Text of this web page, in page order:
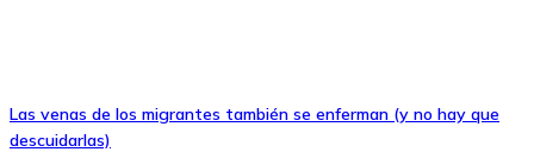
Las venas de los migrantes también se enferman (y no hay que
descuidarlas)